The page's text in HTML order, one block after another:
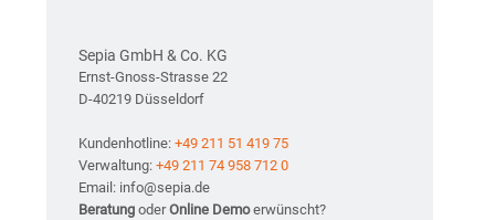
Sepia GmbH & Co. KG
Ernst-Gnoss-Strasse 22
D-40219 Düsseldorf
Kundenhotline: +49 211 51 419 75
Verwaltung: +49 211 74 958 712 0
Email: info@sepia.de
Beratung oderOnline Demoerwünscht?